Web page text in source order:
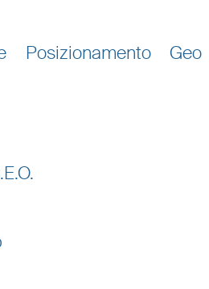
Posizionamento Geo